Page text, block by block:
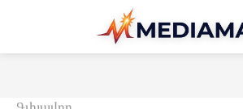
Перейти
контенту